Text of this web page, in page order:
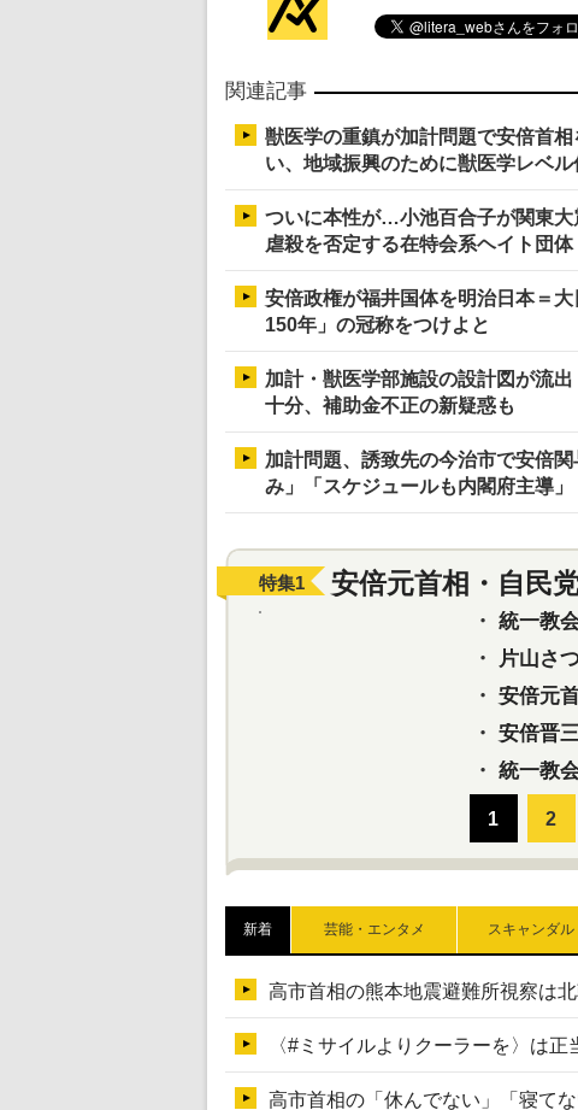
関連記事
獣医学の重鎮が加計問題で安倍首
い、地域振興のために獣医学レベ
ついに本性が…小池百合子が関東大
虐殺を否定する在特会系ヘイト団体
安倍政権が福井国体を明治日本＝
150年」の冠称をつけよと
加計・獣医学部施設の設計図が流
十分、補助金不正の新疑惑も
加計問題、誘致先の今治市で安倍
み」「スケジュールも内閣府主導」
特集1 安倍元首相・自民
・ 統一教会と自
・
片山さつき
・ 安倍元首相銃
・ 安倍晋三が「
・ 統一教
新着 芸能・エンタメ スキャンダル